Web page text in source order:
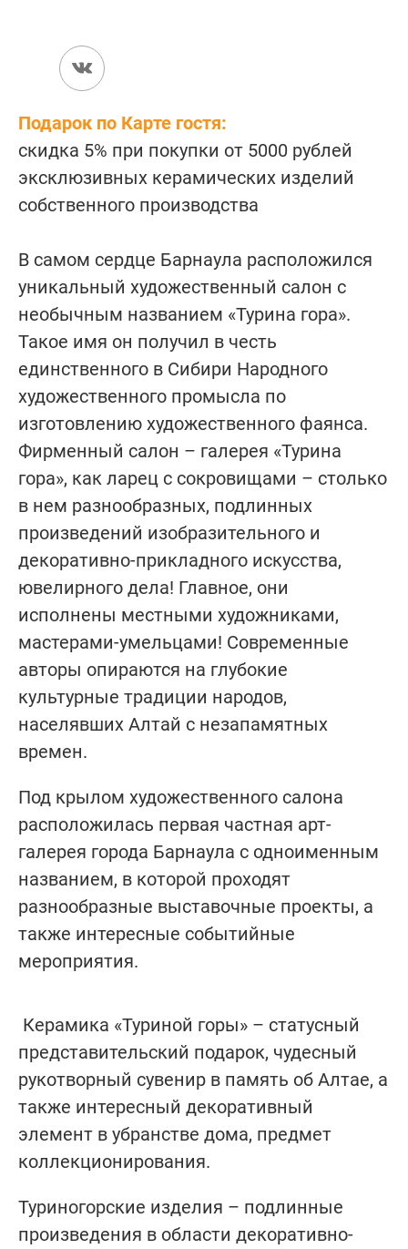
Подарок по Карте гостя:
скидка 5% при покупки от 5000 рублей
эксклюзивных керамических изделий
собственного производства
В самом сердце Барнаула расположился
уникальный художественный салон с
необычным названием «Турина гора».
Такое имя он получил в честь
единственного в Сибири Народного
художественного промысла по
изготовлению художественного фаянса.
Фирменный салон – галерея «Турина
гора», как ларец с сокровищами – столько
в нем разнообразных, подлинных
произведений изобразительного и
декоративно-прикладного искусства,
ювелирного дела! Главное, они
исполнены местными художниками,
мастерами-умельцами! Современные
авторы опираются на глубокие
культурные традиции народов,
населявших Алтай с незапамятных
времен.
Под крылом художественного салона
расположилась первая частная арт-
галерея города Барнаула с одноименным
названием, в которой проходят
разнообразные выставочные проекты, а
также интересные событийные
мероприятия.
Керамика «Туриной горы» – статусный
представительский подарок, чудесный
рукотворный сувенир в память об Алтае, а
также интересный декоративный
элемент в убранстве дома, предмет
коллекционирования.
Туриногорские изделия – подлинные
произведения в области декоративно-